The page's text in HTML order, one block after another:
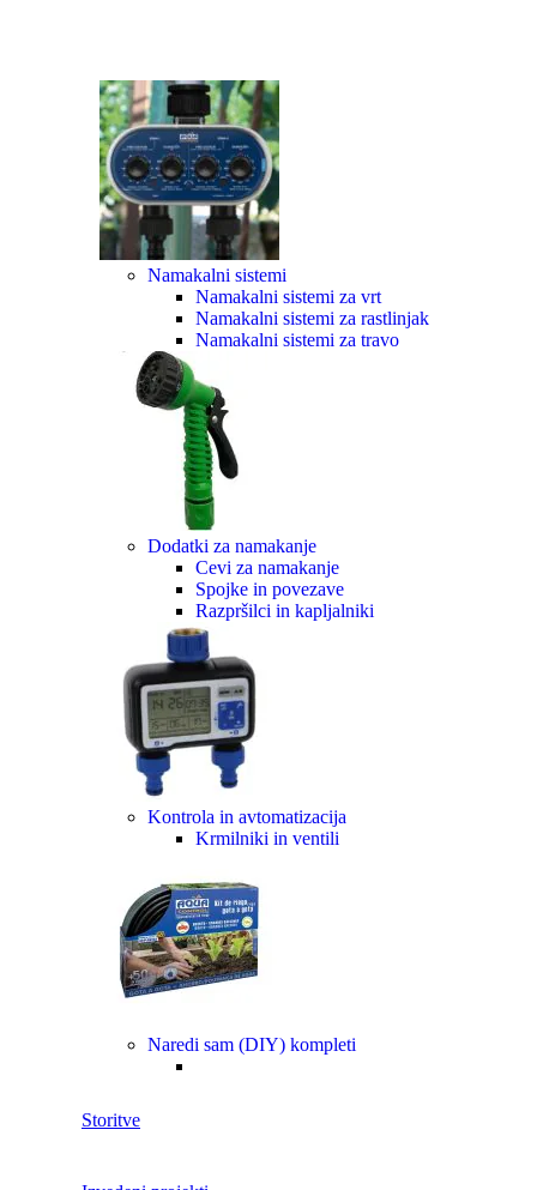
Namakalni sistemi
Namakalni sistemi za vrt
Namakalni sistemi za rastlinjak
Namakalni sistemi za travo
Dodatki za namakanje
Cevi za namakanje
Spojke in povezave
Razpršilci in kapljalniki
Kontrola in avtomatizacija
Krmilniki in ventili
Naredi sam (DIY) kompleti
Storitve